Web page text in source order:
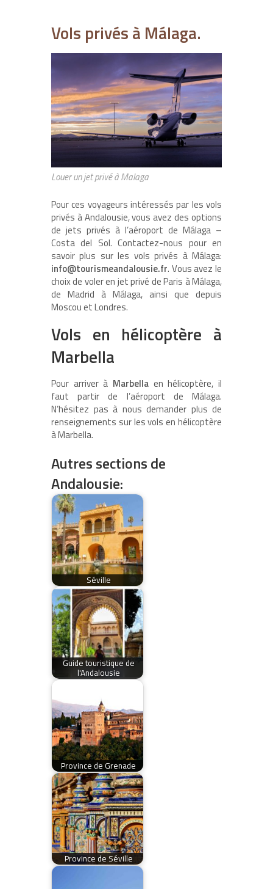
Vols privés à Málaga.
Louer un jet privé à Malaga
Pour ces voyageurs intéressés par les vols
privés à Andalousie, vous avez des options
de jets privés à l’aéroport de Málaga –
Costa del Sol. Contactez-nous pour en
savoir plus sur les vols privés à Málaga:
info@tourismeandalousie.fr. Vous avez le
choix de voler en jet privé de Paris à Málaga,
de Madrid à Málaga, ainsi que depuis
Moscou et Londres.
Vols en hélicoptère à
Marbella
Pour arriver à Marbella en hélicoptère, il
faut partir de l’aéroport de Málaga.
N’hésitez pas à nous demander plus de
renseignements sur les vols en hélicoptère
à Marbella.
Autres sections de
Andalousie:
Séville
Guide touristique de
l'Andalousie
Province de Grenade
Province de Séville